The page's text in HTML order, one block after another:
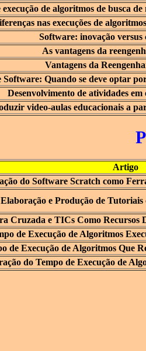
de algoritmos de busca
nas execuções de
Software: inovação versus
As vantagens da
Vantagens da
Software: Quando se deve optar
Desenvolvimento de atividades em
video-aulas educacionais a
Artigo
do Software Scratch como
Elaboração e Produção de
Cruzada e TICs Como Recursos
de Execução de Algoritmos
de Execução de Algoritmos Que
do Tempo de Execução de